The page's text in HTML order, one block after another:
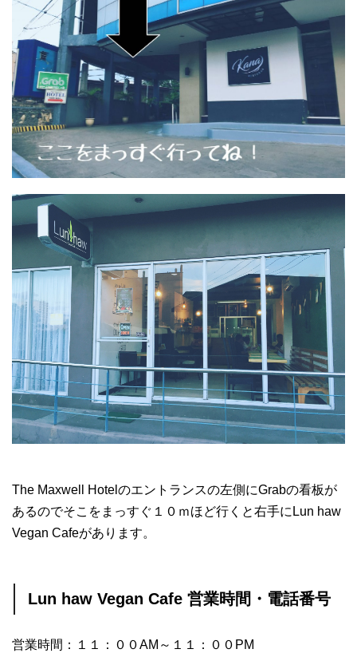
The Maxwell Hotelのエントランスの左側にGrabの看板が
あるのでそこをまっすぐ１０ｍほど行くと右手にLun haw
Vegan Cafeがあります。
Lun haw Vegan Cafe 営業時間・電話番号
営業時間：１１：００AM～１１：００PM